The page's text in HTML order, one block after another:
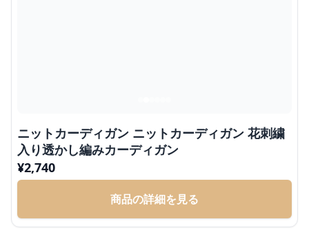
ニットカーディガン ニットカーディガン 花刺繍
入り透かし編みカーディガン
¥2,740
商品の詳細を見る